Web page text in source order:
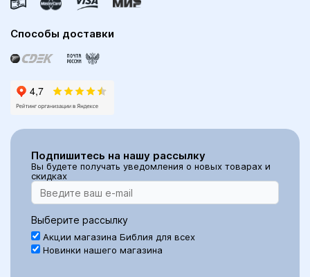
Способы доставки
Подпишитесь на нашу рассылку
Вы будете получать уведомления о новых товарах и
скидках
Выберите рассылку
Акции магазина Библия для всех
Новинки нашего магазина